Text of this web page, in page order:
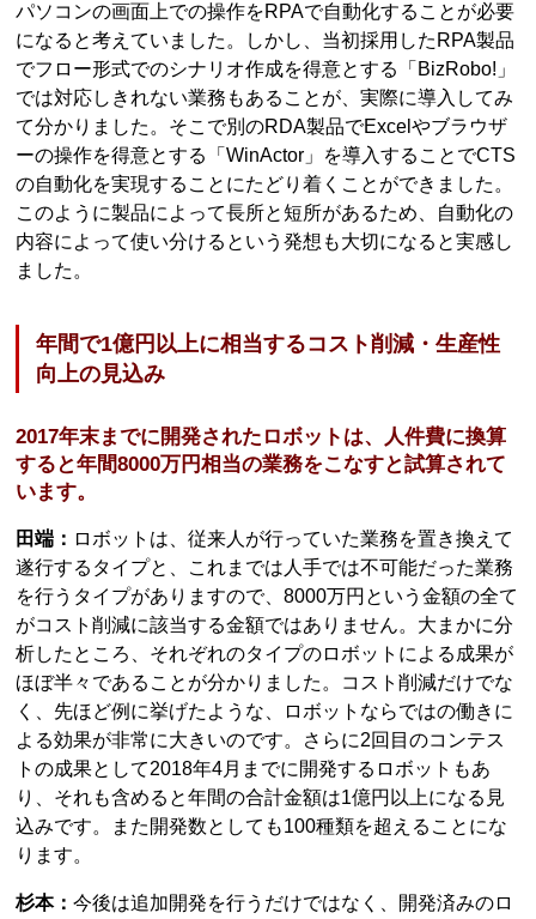
パソコンの画面上での操作をRPAで自動化することが必要
になると考えていました。しかし、当初採用したRPA製品
でフロー形式でのシナリオ作成を得意とする「BizRobo!」
では対応しきれない業務もあることが、実際に導入してみ
て分かりました。そこで別のRDA製品でExcelやブラウザ
ーの操作を得意とする「WinActor」を導入することでCTS
の自動化を実現することにたどり着くことができました。
このように製品によって長所と短所があるため、自動化の
内容によって使い分けるという発想も大切になると実感し
ました。
年間で1億円以上に相当するコスト削減・生産性
向上の見込み
2017年末までに開発されたロボットは、人件費に換算
すると年間8000万円相当の業務をこなすと試算されて
います。
田端： ロボットは、従来人が行っていた業務を置き換えて
遂行するタイプと、これまでは人手では不可能だった業務
を行うタイプがありますので、8000万円という金額の全て
がコスト削減に該当する金額ではありません。大まかに分
析したところ、それぞれのタイプのロボットによる成果が
ほぼ半々であることが分かりました。コスト削減だけでな
く、先ほど例に挙げたような、ロボットならではの働きに
よる効果が非常に大きいのです。さらに2回目のコンテス
トの成果として2018年4月までに開発するロボットもあ
り、それも含めると年間の合計金額は1億円以上になる見
込みです。また開発数としても100種類を超えることにな
ります。
杉本：今後は追加開発を行うだけではなく、開発済みのロ